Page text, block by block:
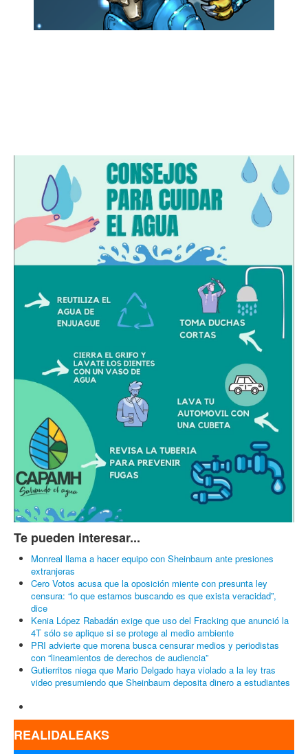
Te pueden interesar...
Monreal llama a hacer equipo con Sheinbaum ante presiones
extranjeras
Cero Votos acusa que la oposición miente con presunta ley
censura: “lo que estamos buscando es que exista veracidad”,
dice
Kenia López Rabadán exige que uso del Fracking que anunció la
4T sólo se aplique si se protege al medio ambiente
PRI advierte que morena busca censurar medios y periodistas
con “lineamientos de derechos de audiencia”
Gutierritos niega que Mario Delgado haya violado a la ley tras
video presumiendo que Sheinbaum deposita dinero a estudiantes
REALIDALEAKS